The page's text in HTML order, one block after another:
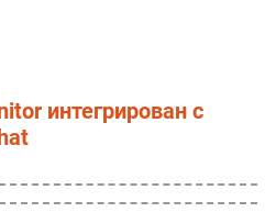
интегрирован с